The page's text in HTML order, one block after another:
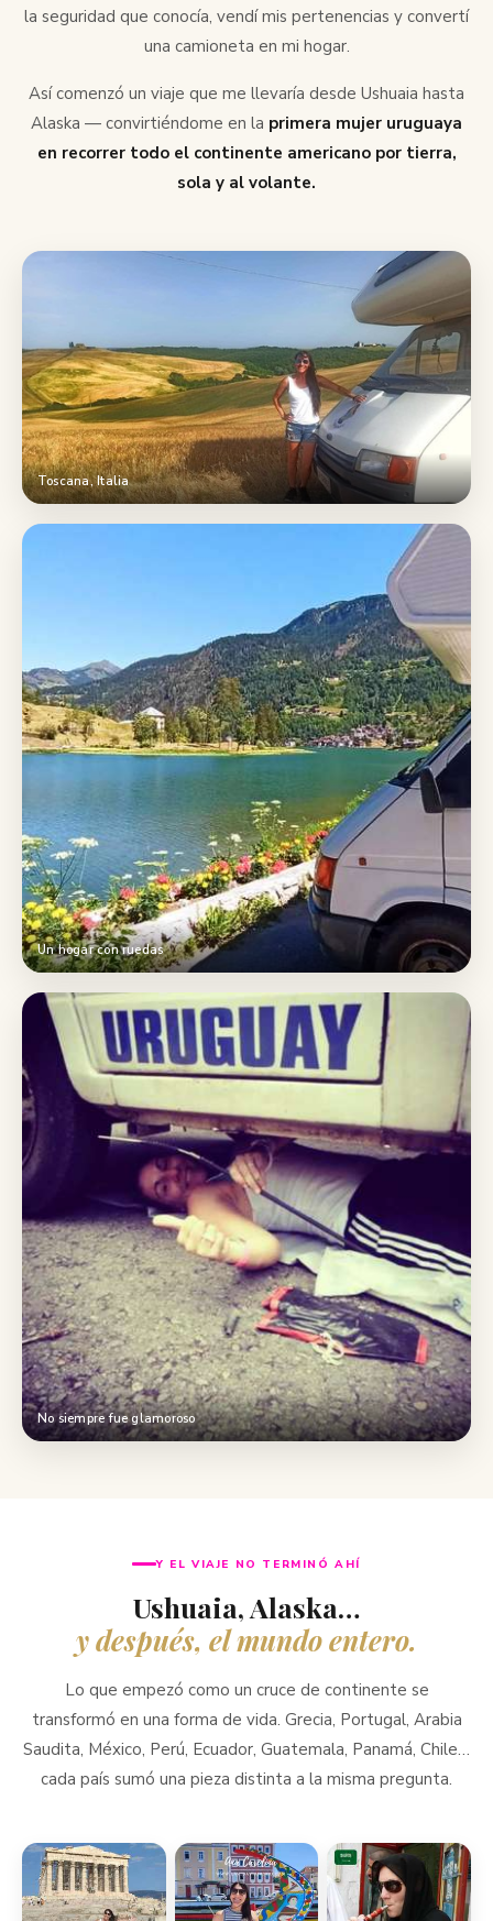
la seguridad que conocía, vendí mis pertenencias y convertí
una camioneta en mi hogar.
Así comenzó un viaje que me llevaría desde Ushuaia hasta
Alaska — convirtiéndome en la primera mujer uruguaya
en recorrer todo el continente americano por tierra,
sola y al volante.
Toscana, Italia
Un hogar con ruedas
No siempre fue glamoroso
Y EL VIAJE NO TERMINÓ AHÍ
Ushuaia, Alaska…
y después, el mundo entero.
Lo que empezó como un cruce de continente se
transformó en una forma de vida. Grecia, Portugal, Arabia
Saudita, México, Perú, Ecuador, Guatemala, Panamá, Chile…
cada país sumó una pieza distinta a la misma pregunta.